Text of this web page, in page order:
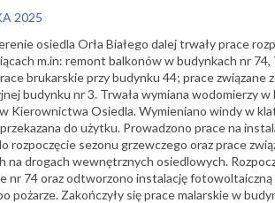
2025
osiedla Orła Białego dalej trwały prace
m.in: remont balkonów w budynkach nr 74,
brukarskie przy budynku 44; prace związane
budynku nr 3. Trwała wymiana wodomierzy w
Kierownictwa Osiedla. Wymieniano windy w
do użytku. Prowadzono prace na
rozpoczęcie sezonu grzewczego oraz prace
na drogach wewnętrznych osiedlowych.
nr 74 oraz odtworzono instalację
pożarze. Zakończyły się prace malarskie w